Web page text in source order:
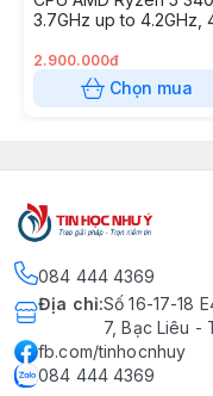
3.7GHz up to 4.2GHz,
Radeon Vega 11, 65W
(Socket AM4)
2.900.000đ
Chọn mua
084 444 4369
Địa chỉ:Số 16-17-18
7, Bạc Liêu -
fb.com/tinhocnhuy
084 444 4369